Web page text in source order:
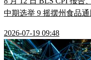
中期选举 9 摇摆州食品
2026-07-19 09:48